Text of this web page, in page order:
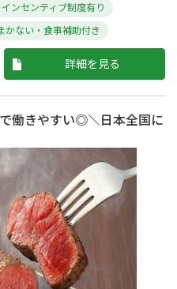
インセンティブ制度有り
かない・食事補助付き
詳細を見る
働きやすい◎＼日本全国に